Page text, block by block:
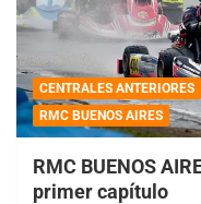
CENTRALES ANTERIORES
RMC BUENOS AIRES
RMC BUENOS
primer capítulo